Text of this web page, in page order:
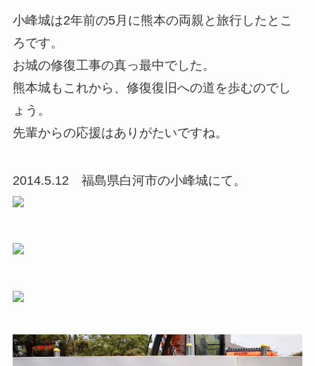
小峰城は2年前の5月に熊本の両親と旅行したとこ
ろです。
お城の修復工事の真っ最中でした。
熊本城もこれから、修復復旧への道を歩むのでし
ょう。
先輩からの応援はありがたいですね。
2014.5.12 福島県白河市の小峰城にて。